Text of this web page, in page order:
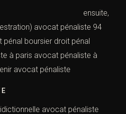
droit pénal des affaires
pénaliste 93
ensuite,
boursier droit pénal
à paris avocat pénaliste à